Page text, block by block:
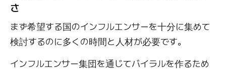
さ
まず希望する国のインフルエンサーを十分に集めて
検討するのに多くの時間と人材が必要です。
インフルエンサー集団を通じてバイラルを作るため